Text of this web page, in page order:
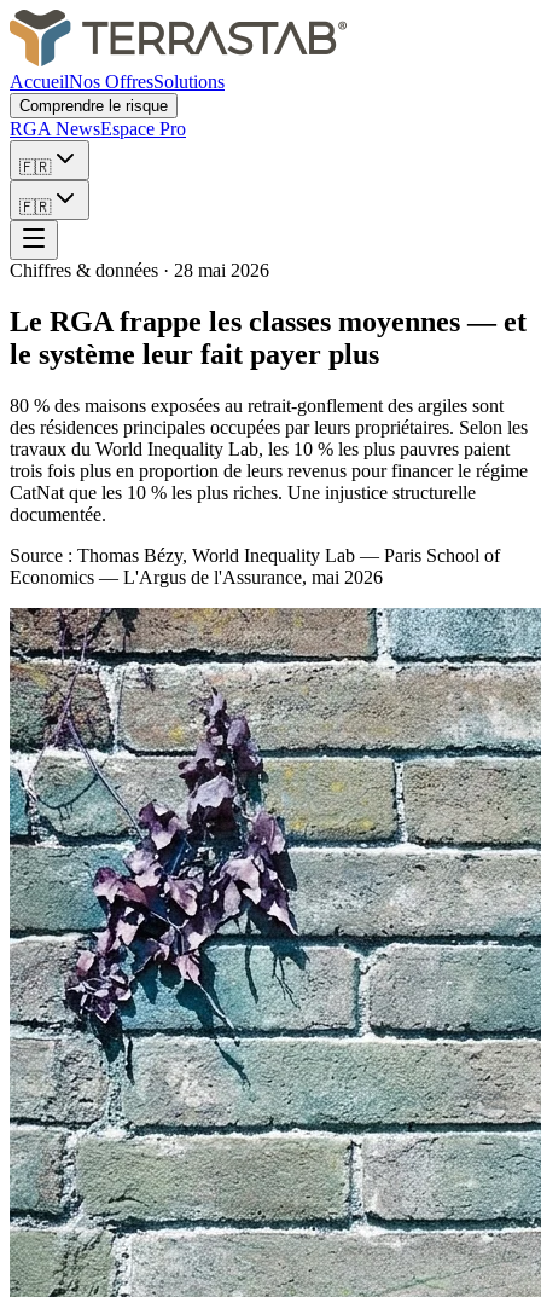
AccueilNos OffresSolutions
Comprendre le risque
RGA NewsEspace Pro
🇫🇷
🇫🇷
Chiffres & données · 28 mai 2026
Le RGA frappe les classes moyennes — et
le système leur fait payer plus
80 % des maisons exposées au retrait-gonflement des argiles sont
des résidences principales occupées par leurs propriétaires. Selon les
travaux du World Inequality Lab, les 10 % les plus pauvres paient
trois fois plus en proportion de leurs revenus pour financer le régime
CatNat que les 10 % les plus riches. Une injustice structurelle
documentée.
Source : Thomas Bézy, World Inequality Lab — Paris School of
Economics — L'Argus de l'Assurance, mai 2026